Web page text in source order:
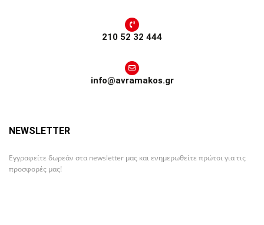
210 52 32 444
info@avramakos.gr
NEWSLETTER
Εγγραφείτε δωρεάν στα newsletter μας και ενημερωθείτε πρώτοι για τις
προσφορές μας!